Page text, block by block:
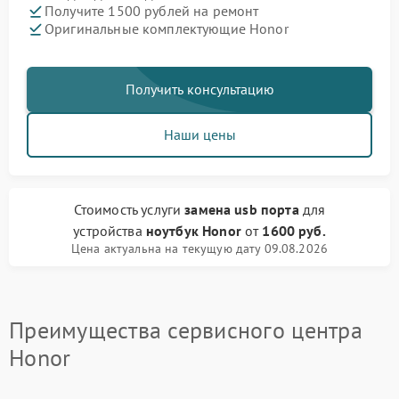
Получите 1500 рублей на ремонт
Оригинальные комплектующие Honor
Получить консультацию
Наши цены
Стоимость услугизамена usb порта для
устройства ноутбук Honorот 1600 руб.
Цена актуальна на текущую дату 09.08.2026
Преимущества сервисного центра
Honor